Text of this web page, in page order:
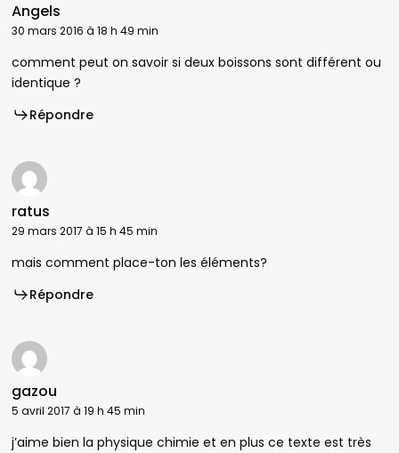
Angels
30 mars 2016 à 18 h 49 min
comment peut on savoir si deux boissons sont différent ou
identique ?
Répondre
ratus
29 mars 2017 à 15 h 45 min
mais comment place-ton les éléments?
Répondre
gazou
5 avril 2017 à 19 h 45 min
j’aime bien la physique chimie et en plus ce texte est très